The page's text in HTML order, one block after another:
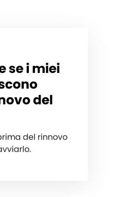
se i miei
del
del rinnovo